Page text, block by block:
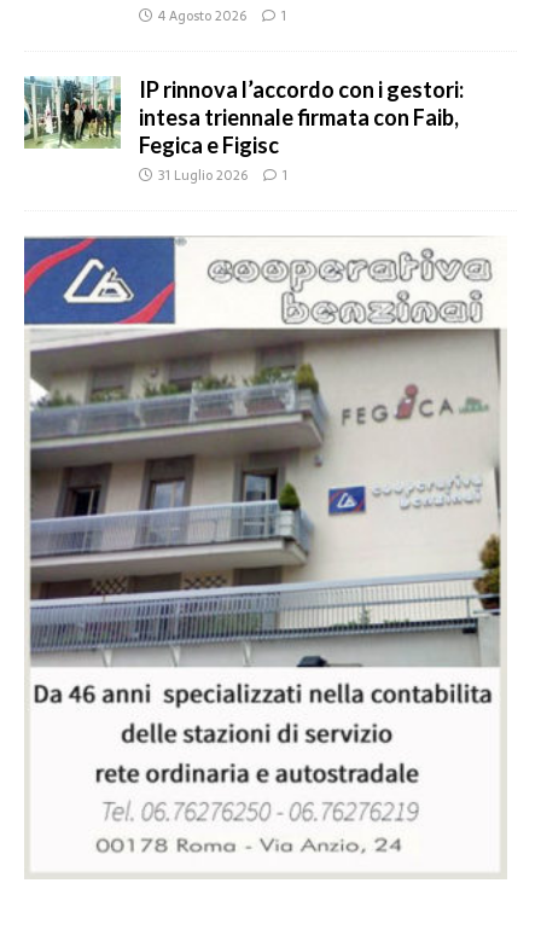
4 Agosto 2026 1
IP rinnova l’accordo con i gestori:
intesa triennale firmata con Faib,
Fegica e Figisc
31 Luglio 2026 1